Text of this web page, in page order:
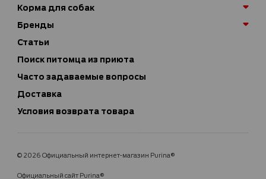
Корма для собак
Бренды
Статьи
Поиск питомца из приюта
Часто задаваемые вопросы
Доставка
Условия возврата товара
© 2026 Официальный интернет-магазин Purina®
Официальный сайт Purina®